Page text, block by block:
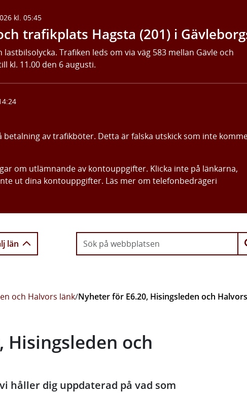
kl. 05:45
trafikplats Hagsta (201) i
Trafiken leds om via väg 583 mellan Gävle och
kl. 11.00 den 6 augusti.
betalning av trafikböter. Detta är falska utskick som inte
om utlämnande av kontouppgifter. Klicka inte på länkarna,
ut dina kontouppgifter. Läs mer om telefonbedrägeri
län
och Halvors länk/Nyheter för E6.20, Hisingsleden och
Hisingsleden och
håller dig uppdaterad på vad som